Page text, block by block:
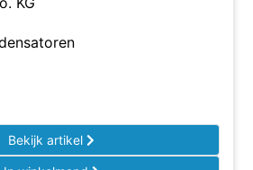
Bekijk artikel